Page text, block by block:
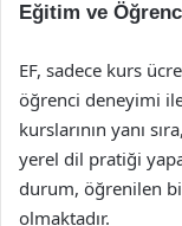
Eğitim ve
EF, sadece kurs
öğrenci deneyimi
kurslarının yanı
yerel dil pratiği
durum, öğrenilen
olmaktadır.